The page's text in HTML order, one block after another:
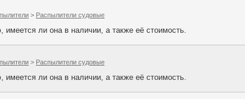
> Распылители судовые
ли она в наличии, а также её стоимость.
> Распылители судовые
ли она в наличии, а также её стоимость.